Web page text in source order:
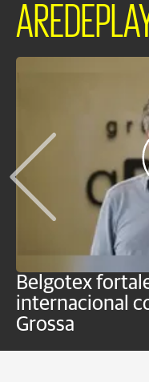
Belgotex
internacional
Grossa